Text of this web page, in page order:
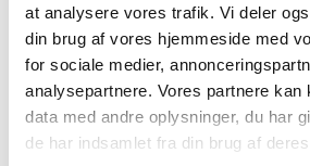
at analysere vores trafik. Vi deler
din brug af vores hjemmeside med
for sociale medier,
analysepartnere. Vores partnere kan
data med andre oplysninger, du har
de har indsamlet fra din brug af
Nyt fra Lægemiddelstyrelsen
|3. oktober 2017|
I dette nummer af Nyt fra
blandt andet læse om, at en række
Bevilling til Slagelse Svane